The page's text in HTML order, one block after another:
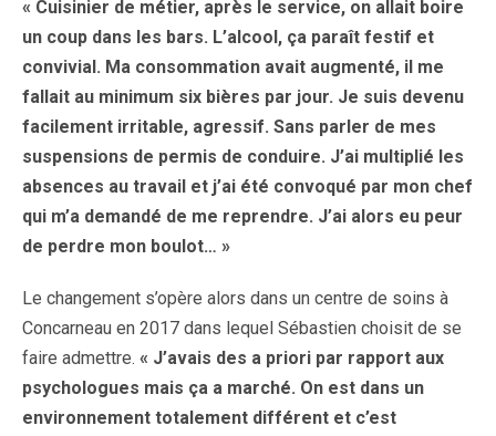
« Cuisinier de métier, après le service, on allait boire
un coup dans les bars. L’alcool, ça paraît festif et
convivial. Ma consommation avait augmenté, il me
fallait au minimum six bières par jour. Je suis devenu
facilement irritable, agressif. Sans parler de mes
suspensions de permis de conduire. J’ai multiplié les
absences au travail et j’ai été convoqué par mon chef
qui m’a demandé de me reprendre. J’ai alors eu peur
de perdre mon boulot… »
Le changement s’opère alors dans un centre de soins à
Concarneau en 2017 dans lequel Sébastien choisit de se
faire admettre. « J’avais des a priori par rapport aux
psychologues mais ça a marché. On est dans un
environnement totalement différent et c’est